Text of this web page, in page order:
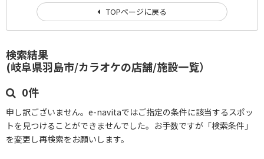
検索結果
(岐阜県羽島市/カラオケの店舗/施設一覧）
0件
申し訳ございません。e-navitaではご指定の条件に該当するスポッ
トを見つけることができませんでした。お手数ですが「検索条件」
を変更し再検索をお願いします。
TOPページに戻る